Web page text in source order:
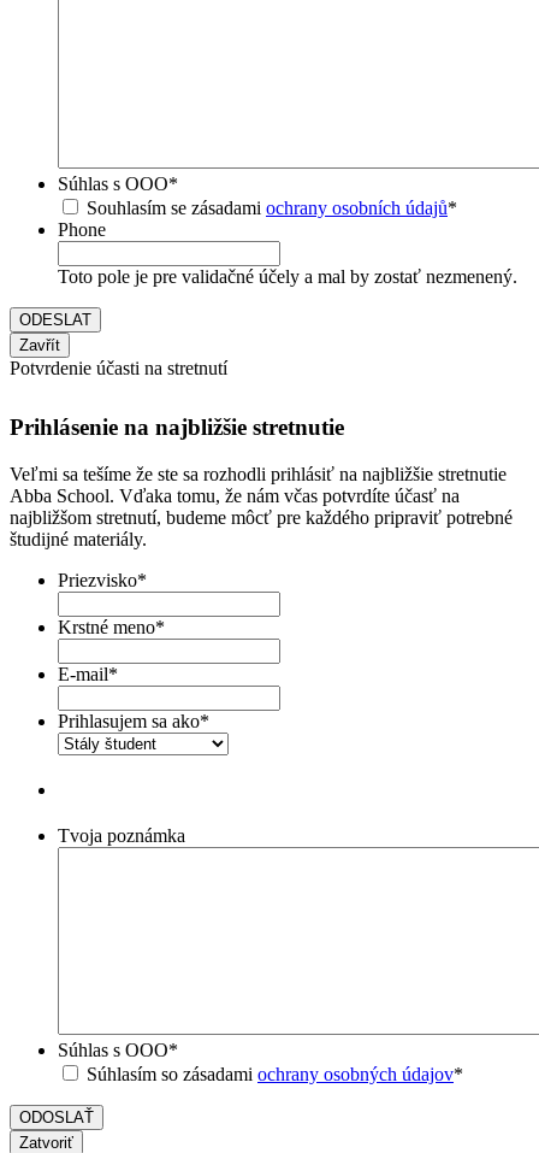
Súhlas s OOO*
Souhlasím se zásadami ochrany osobních údajů*
Phone
Toto pole je pre validačné účely a mal by zostať nezmenený.
Zavřít
Potvrdenie účasti na stretnutí
Prihlásenie na najbližšie stretnutie
Veľmi sa tešíme že ste sa rozhodli prihlásiť na najbližšie stretnutie
Abba School. Vďaka tomu, že nám včas potvrdíte účasť na
najbližšom stretnutí, budeme môcť pre každého pripraviť potrebné
študijné materiály.
Priezvisko*
Krstné meno*
E-mail*
Prihlasujem sa ako*
Tvoja poznámka
Súhlas s OOO*
Súhlasím so zásadami ochrany osobných údajov*
Zatvoriť